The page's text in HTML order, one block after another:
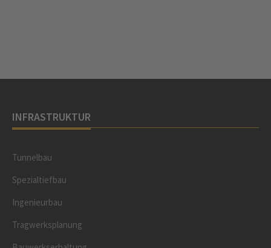
INFRASTRUKTUR
Tunnelbau
Spezialtiefbau
Ingenieurbau
Tragwerksplanung